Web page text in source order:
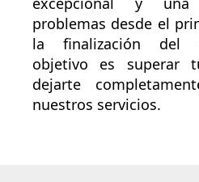
problemas desde el
la finalización del
objetivo es superar
dejarte
nuestros servicios.